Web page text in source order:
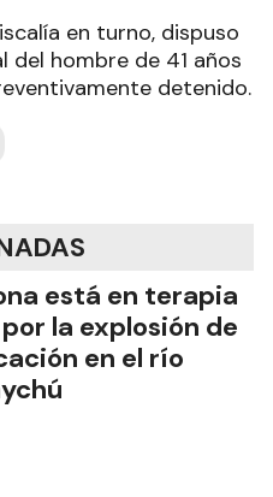
en turno, dispuso
del hombre de 41 años
detenido.
está en terapia
la explosión de
en el río